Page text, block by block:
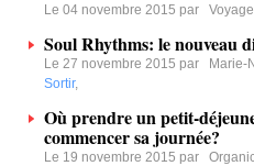
Le 04 novembre 2015 par
Soul Rhythms: le nouveau
Le 27 novembre 2015 par Marie-
Sortir,
Où prendre un petit-
commencer sa journée?
Le 19 novembre 2015 par